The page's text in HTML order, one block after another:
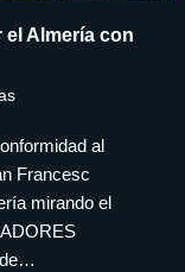
el Almería con
al
Francesc
mirando el
de…